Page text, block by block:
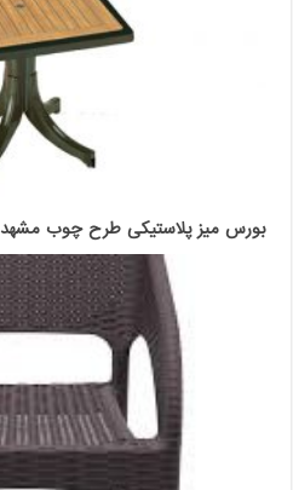
بورس میز پلاستیکی طرح چوب مشهد